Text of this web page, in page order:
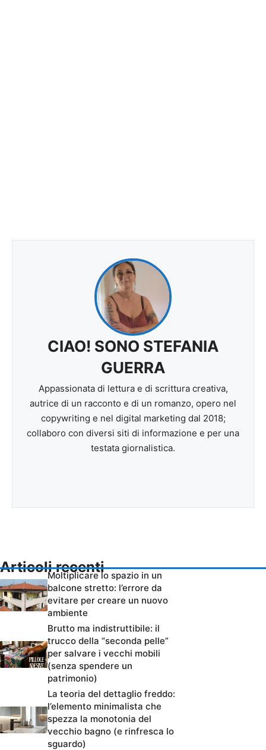
CIAO! SONO STEFANIA
GUERRA
Appassionata di lettura e di scrittura creativa,
autrice di un racconto e di un romanzo, opero nel
copywriting e nel digital marketing dal 2018;
collaboro con diversi siti di informazione e per una
testata giornalistica.
Articoli recenti
Moltiplicare lo spazio in un
balcone stretto: l’errore da
evitare per creare un nuovo
ambiente
Brutto ma indistruttibile: il
trucco della “seconda pelle”
per salvare i vecchi mobili
(senza spendere un
patrimonio)
La teoria del dettaglio freddo:
l’elemento minimalista che
spezza la monotonia del
vecchio bagno (e rinfresca lo
sguardo)